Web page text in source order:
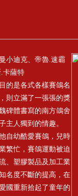
小迪克、帝魯.速霸
卡薩特
的是各式各樣賽鴿名
則立滿了一張張的獎
碑體書寫的南方鴿舍
主人獨到的情趣。
自幼酷愛賽鴿，兒時
繁忙，賽鴿運動被迫
、塑膠製品及加工業
名度不斷的提高，在
國重新拾起了童年的